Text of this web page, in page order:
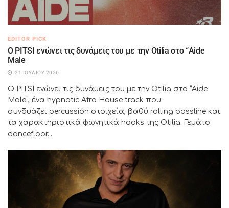
EDITOR PICK
Ο PITSI ενώνει τις δυνάμεις του με την Otilia στο “Aide
Male
21 ΙΟΥΛΊΟΥ 2026
Ο PITSI ενώνει τις δυνάμεις του με την Otilia στο “Aide
Male”, ένα hypnotic Afro House track που
συνδυάζει percussion στοιχεία, βαθύ rolling bassline και
τα χαρακτηριστικά φωνητικά hooks της Otilia. Γεμάτο
dancefloor...